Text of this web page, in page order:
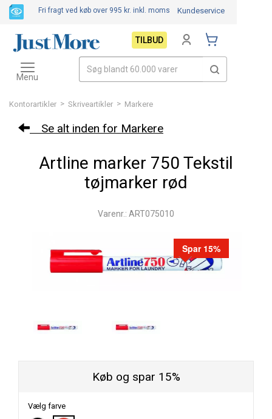
Kontorartikler > Skriveartikler > Markere
Se alt inden for Markere
Artline marker 750 Tekstil
tøjmarker rød
Varenr.: ART075010
Spar 15%
Køb og spar 15%
Vælg farve
Fri fragt ved køb over 995 kr. inkl. moms Kundeservice
TILBUD
Toggle
navigation
Menu